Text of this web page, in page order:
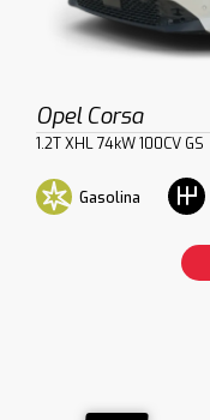
Opel Corsa
1.2T XHL 74kW 100CV GS
Gasolina